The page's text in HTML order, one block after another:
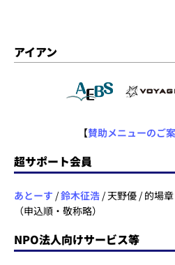
アイアン
【賛助メニューのご
超サポート会員
あとーす /鈴木征浩 / 天野優 / 的場
（申込順・敬称略）
NPO法人向けサービス等